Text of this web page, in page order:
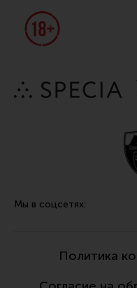
Мы в соцсетях:
Политика